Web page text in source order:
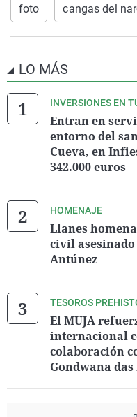
foto cangas del
LO MÁS
INVERSIONES EN
Entran en
entorno del
Cueva, en
342.000 euros
HOMENAJE
Llanes
civil asesinado
Antúnez
TESOROS
El MUJA
internacional
colaboración
Gondwana